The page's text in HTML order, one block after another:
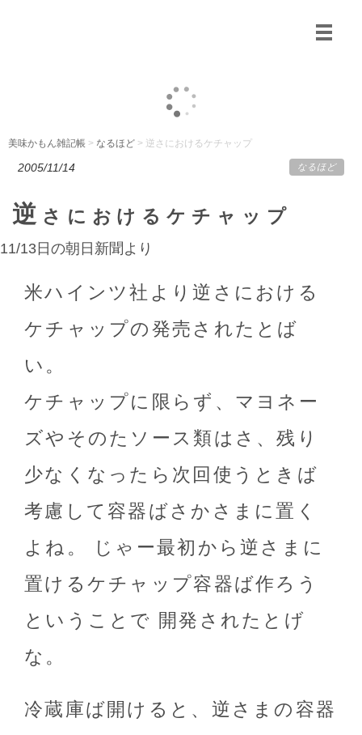
美味かもん雑記帳 > なるほど > 逆さにおけるケチャップ
2005/11/14 なるほど
逆 さにおけるケチャップ
11/13日の朝日新聞より
米ハインツ社より逆さにおける
ケチャップの発売されたとば
い。
ケチャップに限らず、マヨネー
ズやそのたソース類はさ、残り
少なくなったら次回使うときば
考慮して容器ばさかさまに置く
よね。 じゃー最初から逆さまに
置けるケチャップ容器ば作ろう
ということで 開発されたとげ
な。
冷蔵庫ば開けると、逆さまの容器